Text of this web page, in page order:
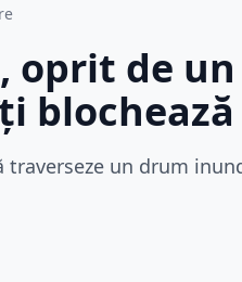
oprit de
blochează
traverseze un drum